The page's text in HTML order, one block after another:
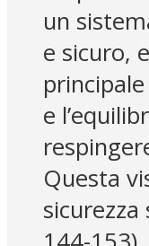
un
e sicuro,
e
Questa
sicurezza